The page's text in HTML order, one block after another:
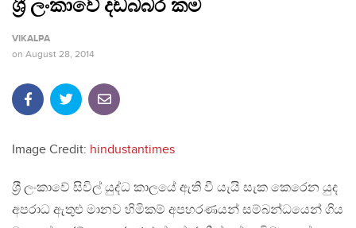
ශ‍්‍රී ලංකාවේ දඩබ්බර කම
VIKALPA
on August 28, 2014
Image Credit: hindustantimes
ශ‍්‍රී ලංකාවේ සිවිල් යුද්ධ කාලයේ ඇති වී යැයි සැක කෙරෙන යුද
අපරාධ ඇතුළු මානව හිමිකම් අපහරණයන් සම්බන්ධයෙන් ගිය